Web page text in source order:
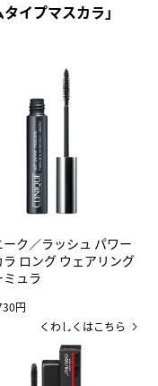
イプマスカラ」
ーク／ラッシュ パワー
ラ ロング ウェアリング
ミュラ
円
くわしくはこちら